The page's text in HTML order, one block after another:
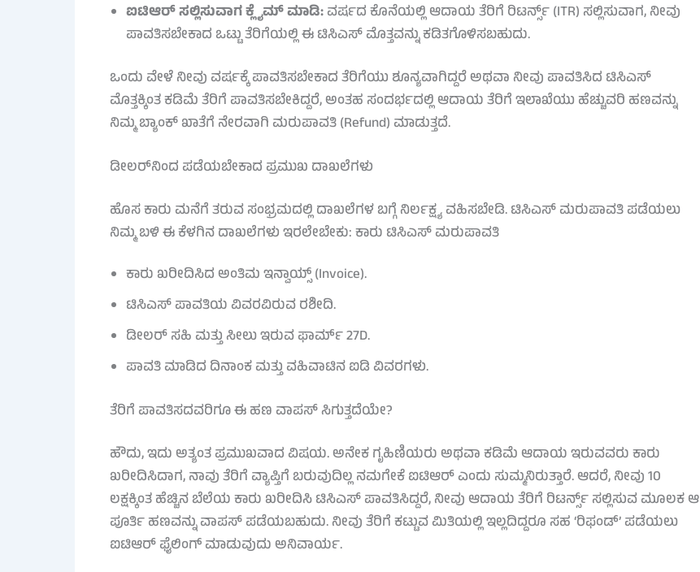
ಐಟಿಆರ್ ಸಲ್ಲಿಸುವಾಗ ಕ್ಲೈಮ್ ಮಾಡಿ:ವರ್ಷದ ಕೊನೆಯಲ್ಲಿ ಆದಾಯ ತೆರಿಗೆ ರಿಟರ್ನ್ಸ್ (ITR) ಸಲ್ಲಿಸುವಾಗ, ನೀವು
ಪಾವತಿಸಬೇಕಾದ ಒಟ್ಟು ತೆರಿಗೆಯಲ್ಲಿ ಈ ಟಿಸಿಎಸ್ ಮೊತ್ತವನ್ನು ಕಡಿತಗೊಳಿಸಬಹುದು.
ಒಂದು ವೇಳೆ ನೀವು ವರ್ಷಕ್ಕೆ ಪಾವತಿಸಬೇಕಾದ ತೆರಿಗೆಯು ಶೂನ್ಯವಾಗಿದ್ದರೆ ಅಥವಾ ನೀವು ಪಾವತಿಸಿದ ಟಿಸಿಎಸ್
ಮೊತ್ತಕ್ಕಿಂತ ಕಡಿಮೆ ತೆರಿಗೆ ಪಾವತಿಸಬೇಕಿದ್ದರೆ, ಅಂತಹ ಸಂದರ್ಭದಲ್ಲಿ ಆದಾಯ ತೆರಿಗೆ ಇಲಾಖೆಯು ಹೆಚ್ಚುವರಿ ಹಣವನ್ನು
ನಿಮ್ಮ ಬ್ಯಾಂಕ್ ಖಾತೆಗೆ ನೇರವಾಗಿ ಮರುಪಾವತಿ (Refund) ಮಾಡುತ್ತದೆ.
ಡೀಲರ್‌ನಿಂದ ಪಡೆಯಬೇಕಾದ ಪ್ರಮುಖ ದಾಖಲೆಗಳು
ಹೊಸ ಕಾರು ಮನೆಗೆ ತರುವ ಸಂಭ್ರಮದಲ್ಲಿ ದಾಖಲೆಗಳ ಬಗ್ಗೆ ನಿರ್ಲಕ್ಷ್ಯ ವಹಿಸಬೇಡಿ. ಟಿಸಿಎಸ್ ಮರುಪಾವತಿ ಪಡೆಯಲು
ನಿಮ್ಮ ಬಳಿ ಈ ಕೆಳಗಿನ ದಾಖಲೆಗಳು ಇರಲೇಬೇಕು: ಕಾರು ಟಿಸಿಎಸ್ ಮರುಪಾವತಿ
ಕಾರು ಖರೀದಿಸಿದ ಅಂತಿಮ ಇನ್ವಾಯ್ಸ್ (Invoice).
ಟಿಸಿಎಸ್ ಪಾವತಿಯ ವಿವರವಿರುವ ರಶೀದಿ.
ಡೀಲರ್ ಸಹಿ ಮತ್ತು ಸೀಲು ಇರುವ ಫಾರ್ಮ್ 27D.
ಪಾವತಿ ಮಾಡಿದ ದಿನಾಂಕ ಮತ್ತು ವಹಿವಾಟಿನ ಐಡಿ ವಿವರಗಳು.
ತೆರಿಗೆ ಪಾವತಿಸದವರಿಗೂ ಈ ಹಣ ವಾಪಸ್ ಸಿಗುತ್ತದೆಯೇ?
ಹೌದು, ಇದು ಅತ್ಯಂತ ಪ್ರಮುಖವಾದ ವಿಷಯ. ಅನೇಕ ಗೃಹಿಣಿಯರು ಅಥವಾ ಕಡಿಮೆ ಆದಾಯ ಇರುವವರು ಕಾರು
ಖರೀದಿಸಿದಾಗ, ನಾವು ತೆರಿಗೆ ವ್ಯಾಪ್ತಿಗೆ ಬರುವುದಿಲ್ಲ ನಮಗೇಕೆ ಐಟಿಆರ್ ಎಂದು ಸುಮ್ಮನಿರುತ್ತಾರೆ. ಆದರೆ, ನೀವು 10
ಲಕ್ಷಕ್ಕಿಂತ ಹೆಚ್ಚಿನ ಬೆಲೆಯ ಕಾರು ಖರೀದಿಸಿ ಟಿಸಿಎಸ್ ಪಾವತಿಸಿದ್ದರೆ, ನೀವು ಆದಾಯ ತೆರಿಗೆ ರಿಟರ್ನ್ಸ್ ಸಲ್ಲಿಸುವ ಮೂಲಕ ಆ
ಪೂರ್ತಿ ಹಣವನ್ನು ವಾಪಸ್ ಪಡೆಯಬಹುದು. ನೀವು ತೆರಿಗೆ ಕಟ್ಟುವ ಮಿತಿಯಲ್ಲಿ ಇಲ್ಲದಿದ್ದರೂ ಸಹ ‘ರಿಫಂಡ್’ ಪಡೆಯಲು
ಐಟಿಆರ್ ಫೈಲಿಂಗ್ ಮಾಡುವುದು ಅನಿವಾರ್ಯ.